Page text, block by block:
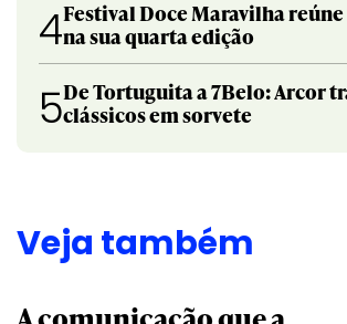
4Festival Doce Maravilha reúne
na sua quarta edição
5De Tortuguita a 7Belo: Arcor
clássicos em sorvete
Veja também